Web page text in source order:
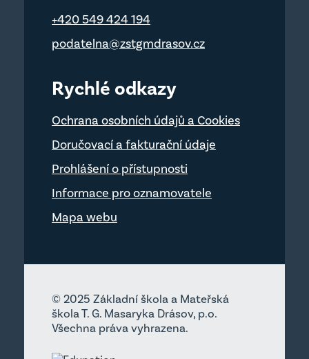
+420 549 424 194
podatelna@zstgmdrasov.cz
Rychlé odkazy
Ochrana osobních údajů a Cookies
Doručovací a fakturační údaje
Prohlášení o přístupnosti
Informace pro oznamovatele
Mapa webu
© 2025 Základní škola a Mateřská
škola T. G. Masaryka Drásov, p.o.
Všechna práva vyhrazena.